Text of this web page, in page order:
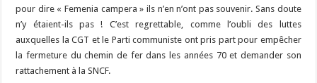
pour dire « Femenia campera » ils n’en n’ont pas souvenir. Sans doute
n’y étaient-ils pas ! C’est regrettable, comme l’oubli des luttes
auxquelles la CGT et le Parti communiste ont pris part pour empêcher
la fermeture du chemin de fer dans les années 70 et demander son
rattachement à la SNCF.